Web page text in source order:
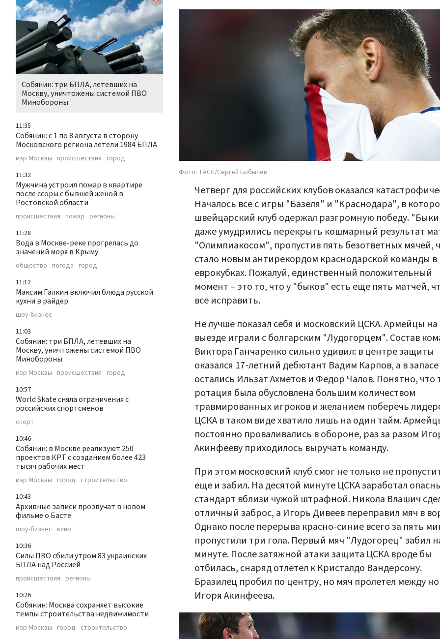
Собянин: три БПЛА, летевших на
Москву, уничтожены системой ПВО
Минобороны
11:35
Собянин: с 1 по 8 августа в сторону
Московского региона летели 1984 БПЛА
мэр Москвы происшествия город
11:32
Мужчина устроил пожар в квартире
после ссоры с бывшей женой в
Ростовской области
происшествия пожар регионы
11:28
Вода в Москве-реке прогрелась до
значений моря в Крыму
общество погода город
11:12
Максим Галкин включил блюда русской
кухни в райдер
шоу-бизнес
11:03
Собянин: три БПЛА, летевших на
Москву, уничтожены системой ПВО
Минобороны
мэр Москвы происшествия город
10:57
World Skate сняла ограничения с
российских спортсменов
спорт
10:46
Собянин: в Москве реализуют 250
проектов КРТ с созданием более 423
тысяч рабочих мест
мэр Москвы город строительство
10:43
Архивные записи прозвучат в новом
фильме о Басте
шоу-бизнес кино
10:36
Силы ПВО сбили утром 83 украинских
БПЛА над Россией
происшествия регионы
10:26
Собянин: Москва сохраняет высокие
темпы строительства недвижимости
мэр Москвы город строительство
Фото: ТАСС/Сергей Бобылев
Четверг для российских клубов оказался
Началось все с игры "Базеля" и "Краснодара", в
швейцарский клуб одержал разгромную победу.
даже умудрились перекрыть кошмарный результат
"Олимпиакосом", пропустив пять безответных мячей,
стало новым антирекордом краснодарской команды в
еврокубках. Пожалуй, единственный положительный
момент – это то, что у "быков" есть еще пять матчей,
все исправить.
Не лучше показал себя и московский ЦСКА. Армейцы на
выезде играли с болгарским "Лудогорцем". Состав
Виктора Ганчаренко сильно удивил: в центре защиты
оказался 17-летний дебютант Вадим Карпов, а в запасе
остались Ильзат Ахметов и Федор Чалов. Понятно, что
ротация была обусловлена большим количеством
травмированных игроков и желанием поберечь
ЦСКА в таком виде хватило лишь на один тайм.
постоянно проваливались в обороне, раз за разом
Акинфееву приходилось выручать команду.
При этом московский клуб смог не только не
еще и забил. На десятой минуте ЦСКА заработал
стандарт вблизи чужой штрафной. Никола Влашич
отличный заброс, а Игорь Дивеев переправил мяч в
Однако после перерыва красно-синие всего за пять
пропустили три гола. Первый мяч "Лудогорец" забил
минуте. После затяжной атаки защита ЦСКА вроде бы
отбилась, снаряд отлетел к Кристалдо Вандерсону.
Бразилец пробил по центру, но мяч пролетел между
Игоря Акинфеева.